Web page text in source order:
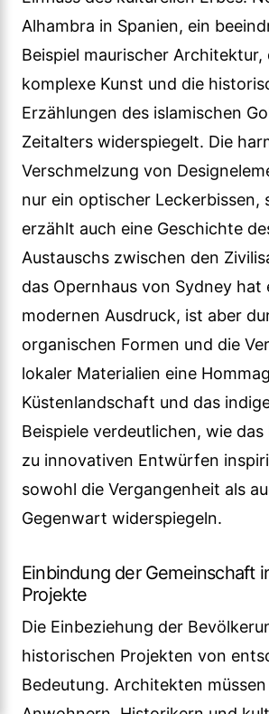
Alhambra in Spanien, ein
Beispiel maurischer Architektur,
komplexe Kunst und die
Erzählungen des islamischen
Zeitalters widerspiegelt. Die
Verschmelzung von
nur ein optischer Leckerbissen,
erzählt auch eine Geschichte
Austauschs zwischen den
das Opernhaus von Sydney hat
modernen Ausdruck, ist aber
organischen Formen und die
lokaler Materialien eine
Küstenlandschaft und das
Beispiele verdeutlichen, wie
zu innovativen Entwürfen
sowohl die Vergangenheit als
Gegenwart widerspiegeln.
Einbindung der Gemeinschaft
Projekte
Die Einbeziehung der
historischen Projekten von
Bedeutung. Architekten